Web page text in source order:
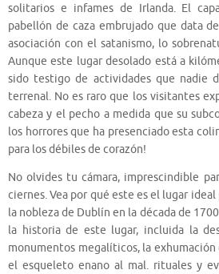
solitarios e infames de Irlanda. El
pabellón de caza embrujado que data
asociación con el satanismo, lo
Aunque este lugar desolado está a
sido testigo de actividades que nadie
terrenal. No es raro que los visitantes
cabeza y el pecho a medida que su
los horrores que ha presenciado esta
para los débiles de corazón!
No olvides tu cámara, imprescindible
ciernes. Vea por qué este es el lugar ideal
la nobleza de Dublín en la década de
la historia de este lugar, incluida la
monumentos megalíticos, la
el esqueleto enano al mal. rituales y